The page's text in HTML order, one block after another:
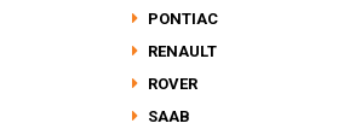
PONTIAC
RENAULT
ROVER
SAAB